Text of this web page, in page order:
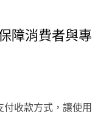
障消費者與專
付收款方式，讓使用